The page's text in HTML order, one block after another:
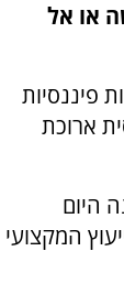
או אל
פיננסיות
ארוכת
היום
המקצועי